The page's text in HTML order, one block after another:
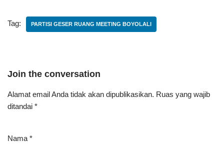
Tag: PARTISI GESER RUANG MEETING BOYOLALI
Join the conversation
Alamat email Anda tidak akan dipublikasikan. Ruas yang wajib
ditandai *
Nama *